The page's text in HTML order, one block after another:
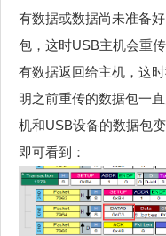
有数据或数据尚未准备
包，这时USB主机会重
有数据返回给主机，这
明之前重传的数据包一
机和USB设备的数据包
即可看到：